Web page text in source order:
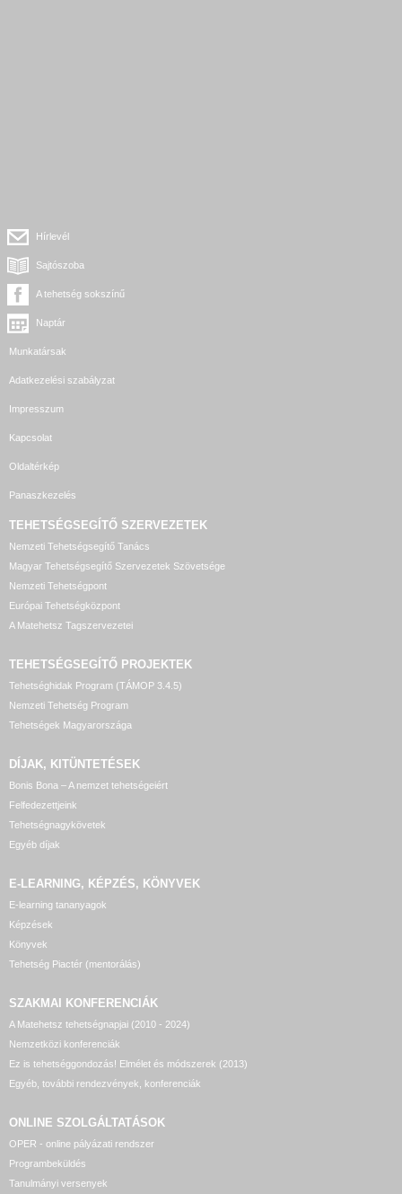
Hírlevél
Sajtószoba
A tehetség sokszínű
Naptár
Munkatársak
Adatkezelési szabályzat
Impresszum
Kapcsolat
Oldaltérkép
Panaszkezelés
TEHETSÉGSEGÍTŐ SZERVEZETEK
Nemzeti Tehetségsegítő Tanács
Magyar Tehetségsegítő Szervezetek Szövetsége
Nemzeti Tehetségpont
Európai Tehetségközpont
A Matehetsz Tagszervezetei
TEHETSÉGSEGÍTŐ PROJEKTEK
Tehetséghidak Program (TÁMOP 3.4.5)
Nemzeti Tehetség Program
Tehetségek Magyarországa
DÍJAK, KITÜNTETÉSEK
Bonis Bona – A nemzet tehetségeiért
Felfedezettjeink
Tehetségnagykövetek
Egyéb díjak
E-LEARNING, KÉPZÉS, KÖNYVEK
E-learning tananyagok
Képzések
Könyvek
Tehetség Piactér (mentorálás)
SZAKMAI KONFERENCIÁK
A Matehetsz tehetségnapjai (2010 - 2024)
Nemzetközi konferenciák
Ez is tehetséggondozás! Elmélet és módszerek (2013)
Egyéb, további rendezvények, konferenciák
ONLINE SZOLGÁLTATÁSOK
OPER - online pályázati rendszer
Programbeküldés
Tanulmányi versenyek